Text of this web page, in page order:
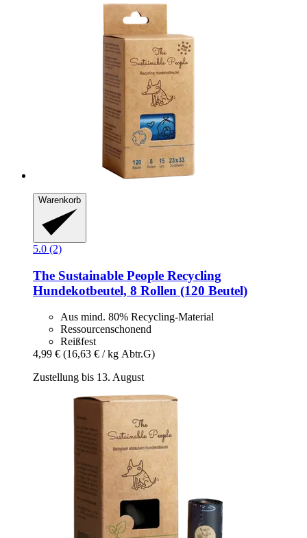
Warenkorb
5.0 (2)
The Sustainable People Recycling
Hundekotbeutel, 8 Rollen (120 Beutel)
Aus mind. 80% Recycling-Material
Ressourcenschonend
Reißfest
4,99 € (16,63 € / kg Abtr.G)
Zustellung bis 13. August